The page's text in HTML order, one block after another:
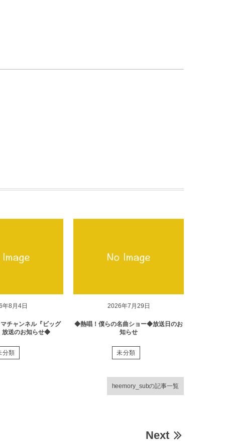
年8月4日
チャンネル『ビッグ
放送のお知らせ◆
分類
2026年7月29日
◆熱唱！僕らの名曲ショー◆放送日のお
知らせ
未分類
heemory_subの記事一覧
Next